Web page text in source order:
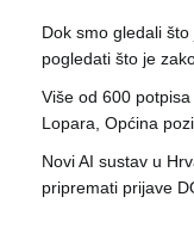
Dok smo gledali
pogledati što je
Više od 600
Lopara, Općina
Novi AI sustav u
pripremati prijave